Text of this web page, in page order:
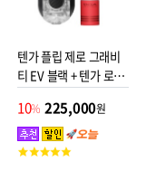
텐가 플립 제로 그래비
티 EV 블랙 + 텐가 로션
10% 225,000원
고